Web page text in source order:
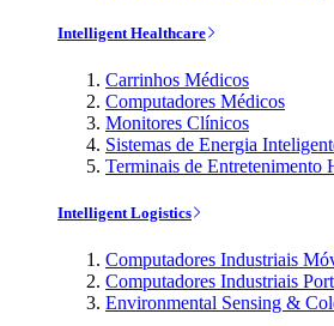
Intelligent Healthcare
Carrinhos Médicos
Computadores Médicos
Monitores Clínicos
Sistemas de Energia
Terminais de Entretenimento
Intelligent Logistics
Computadores Industriais
Computadores Industriais
Environmental Sensing &